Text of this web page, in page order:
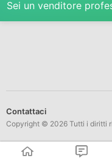
Sei un venditore
Contattaci
Copyright © 2026 Tutti i diritti